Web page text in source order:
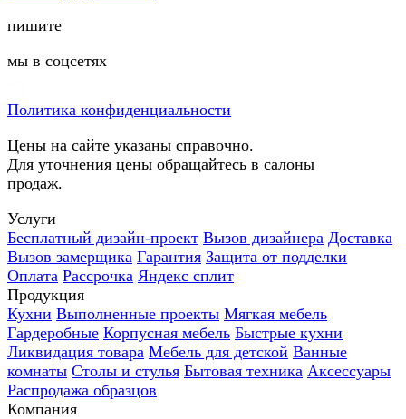
пишите
мы в соцсетях
Политика конфиденциальности
Цены на сайте указаны справочно.
Для уточнения цены обращайтесь в салоны
продаж.
Услуги
Бесплатный дизайн-проект Вызов дизайнера Доставка
Вызов замерщика Гарантия Защита от подделки
Оплата Рассрочка Яндекс сплит
Продукция
Кухни Выполненные проекты Мягкая мебель
Гардеробные Корпусная мебель Быстрые кухни
Ликвидация товара Мебель для детской Ванные
комнаты Столы и стулья Бытовая техника Аксессуары
Распродажа образцов
Компания